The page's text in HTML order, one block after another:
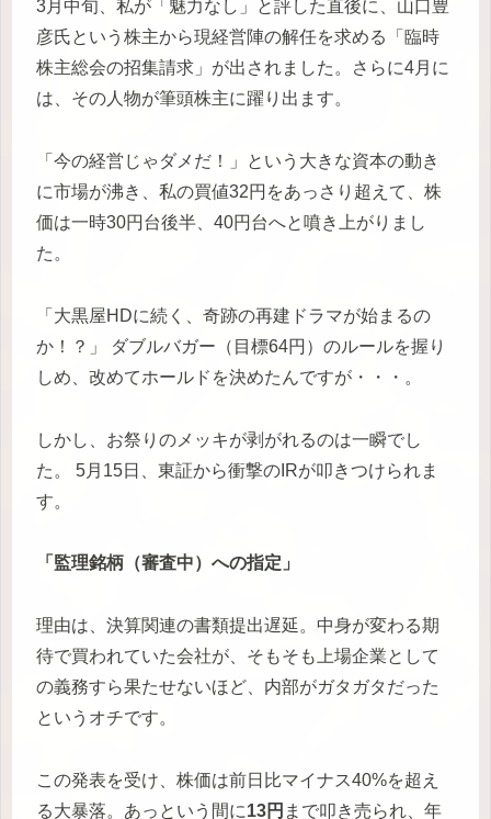
3月中旬、私が「魅力なし」と評した直後に、山口豊
彦氏という株主から現経営陣の解任を求める「臨時
株主総会の招集請求」が出されました。さらに4月に
は、その人物が筆頭株主に躍り出ます。
「今の経営じゃダメだ！」という大きな資本の動き
に市場が沸き、私の買値32円をあっさり超えて、株
価は一時30円台後半、40円台へと噴き上がりまし
た。
「大黒屋HDに続く、奇跡の再建ドラマが始まるの
か！？」 ダブルバガー（目標64円）のルールを握り
しめ、改めてホールドを決めたんですが・・・。
しかし、お祭りのメッキが剥がれるのは一瞬でし
た。 5月15日、東証から衝撃のIRが叩きつけられま
す。
「監理銘柄（審査中）への指定」
理由は、決算関連の書類提出遅延。中身が変わる期
待で買われていた会社が、そもそも上場企業として
の義務すら果たせないほど、内部がガタガタだった
というオチです。
この発表を受け、株価は前日比マイナス40%を超え
る大暴落。あっという間に13円 まで叩き売られ、年